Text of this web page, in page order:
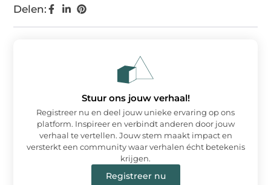
Delen:
Stuur ons jouw verhaal!
Registreer nu en deel jouw unieke ervaring op ons
platform. Inspireer en verbindt anderen door jouw
verhaal te vertellen. Jouw stem maakt impact en
versterkt een community waar verhalen écht betekenis
krijgen.
Registreer nu